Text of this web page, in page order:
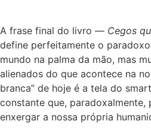
A frase final do livro — Cegos
define perfeitamente o
mundo na palma da mão, mas
alienados do que acontece na
branca” de hoje é a tela do
constante que, paradoxalmente,
enxergar a nossa própria